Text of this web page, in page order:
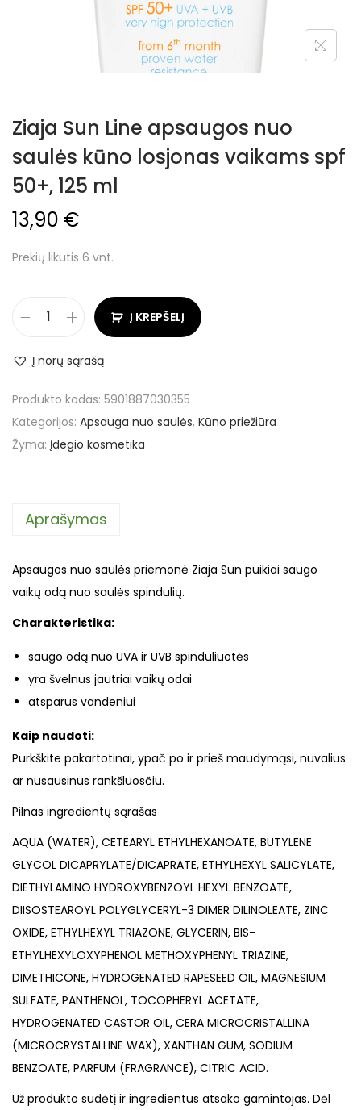
Ziaja Sun Line apsaugos nuo
saulės kūno losjonas vaikams spf
50+, 125 ml
13,90 €
Prekių likutis 6 vnt.
Į KREPŠELĮ
Į norų sąrašą
Produkto kodas: 5901887030355
Kategorijos: Apsauga nuo saulės, Kūno priežiūra
Žyma: Įdegio kosmetika
Aprašymas
Apsaugos nuo saulės priemonė Ziaja Sun puikiai saugo
vaikų odą nuo saulės spindulių.
Charakteristika:
saugo odą nuo UVA ir UVB spinduliuotės
yra švelnus jautriai vaikų odai
atsparus vandeniui
Kaip naudoti:
Purkškite pakartotinai, ypač po ir prieš maudymąsi, nuvalius
ar nusausinus rankšluosčiu.
Pilnas ingredientų sąrašas
AQUA (WATER), CETEARYL ETHYLHEXANOATE, BUTYLENE
GLYCOL DICAPRYLATE/DICAPRATE, ETHYLHEXYL SALICYLATE,
DIETHYLAMINO HYDROXYBENZOYL HEXYL BENZOATE,
DIISOSTEAROYL POLYGLYCERYL-3 DIMER DILINOLEATE, ZINC
OXIDE, ETHYLHEXYL TRIAZONE, GLYCERIN, BIS-
ETHYLHEXYLOXYPHENOL METHOXYPHENYL TRIAZINE,
DIMETHICONE, HYDROGENATED RAPESEED OIL, MAGNESIUM
SULFATE, PANTHENOL, TOCOPHERYL ACETATE,
HYDROGENATED CASTOR OIL, CERA MICROCRISTALLINA
(MICROCRYSTALLINE WAX), XANTHAN GUM, SODIUM
BENZOATE, PARFUM (FRAGRANCE), CITRIC ACID.
Už produkto sudėtį ir ingredientus atsako gamintojas. Dėl